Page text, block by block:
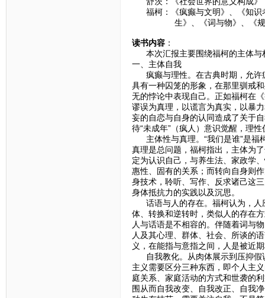
福柯：《疯癫与文明》、《知识
生》、《词与物》、《规训
读书内容：
本次汇报主要围绕福柯的主体与
一、主体自我
疯癫与理性。在古典时期，允许
具有一种囚笼的形象，在那里驯戒
无的悖论中表现自己。正如福柯在
谬误为真理，以谎言为真实，以暴
妄的自恋与自身的认同造成了关于
待“未成年”（疯人）意识觉醒，理
主体性与真理。“我们是谁”是福
真理是总问题，福柯指出，主体为
定为认识自己，与养生法、家政学
惠性、固有的关系；而转向自身则
身技术，聆听、写作、反求诸己这
身体抵抗力的实践以及沉思。
话语与人的存在。福柯认为，人
体、转换和逆转时，类似人的存在
人与话语是不相容的。伴随着词与
人及其心理、群体、社会、所谈的
义，在能指与意指之间，人是被近
自我教化。从肉体展示到压抑假
主义需要区分三种东西，即个人主
庭关系、家庭活动的方式和世袭的
围从而自我改变、自我改正、自我